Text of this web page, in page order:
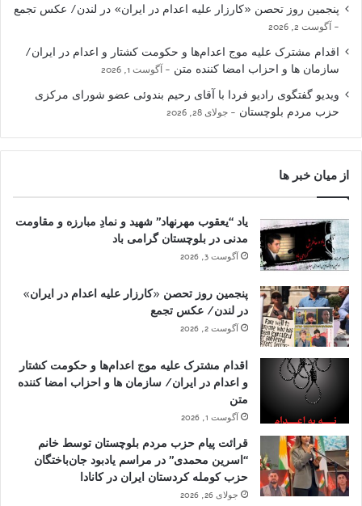
پنجمین روز تحصن «کارزار علیه اعدام در ایران» در لندن/ عکس تجمع
آگوست 2, 2026
اقدام مشترک علیه موج اعدام‌ها و حکومت کشتار و اعدام در ایران/
سازمان ها و احزاب امضا کننده متن
آگوست 1, 2026
ویدیو گفتگوی رادیو فردا با آقای رحیم بندوئی عضو شورای مرکزی
حزب مردم بلوچستان
جولای 28, 2026
از میان خبر ها
یاد “یعقوب مهرنهاد” شهید و نمادِ مبارزه و مقاومت
مدنی در بلوچستان گرامی باد
آگوست 3, 2026
پنجمین روز تحصن «کارزار علیه اعدام در ایران»
در لندن/ عکس تجمع
آگوست 2, 2026
اقدام مشترک علیه موج اعدام‌ها و حکومت کشتار
و اعدام در ایران/ سازمان ها و احزاب امضا کننده
متن
آگوست 1, 2026
قرائت پیام حزب مردم بلوچستان توسط خانم
“اسرین محمدی” در مراسم یادبود جان‌باختگان
حزب کومله کردستان ایران در کانادا
جولای 26, 2026